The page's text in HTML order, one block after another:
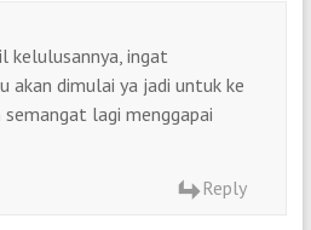
kelulusannya, ingat
akan dimulai ya jadi untuk ke
semangat lagi menggapai
Reply